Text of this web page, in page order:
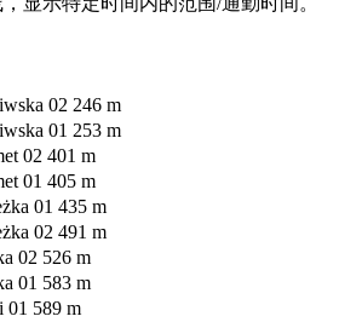
02 246 m
01 253 m
02 401 m
01 405 m
01 435 m
02 491 m
02 526 m
01 583 m
01 589 m